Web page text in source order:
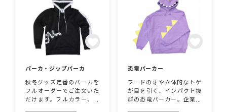
パーカ・ジップパーカ
秋冬グッズ定番のパーカを
フルオーダーでご注文いた
だけます。フルカラー、総
恐竜パーカー
フードの牙や立体的なトゲ
が目を引く、インパクト抜
群の恐竜パーカー。企業の